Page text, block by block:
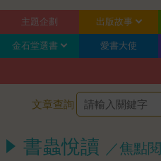
主題企劃 出版故事
金石堂選書 愛書大使
文章查詢
書蟲悅讀 ／焦點